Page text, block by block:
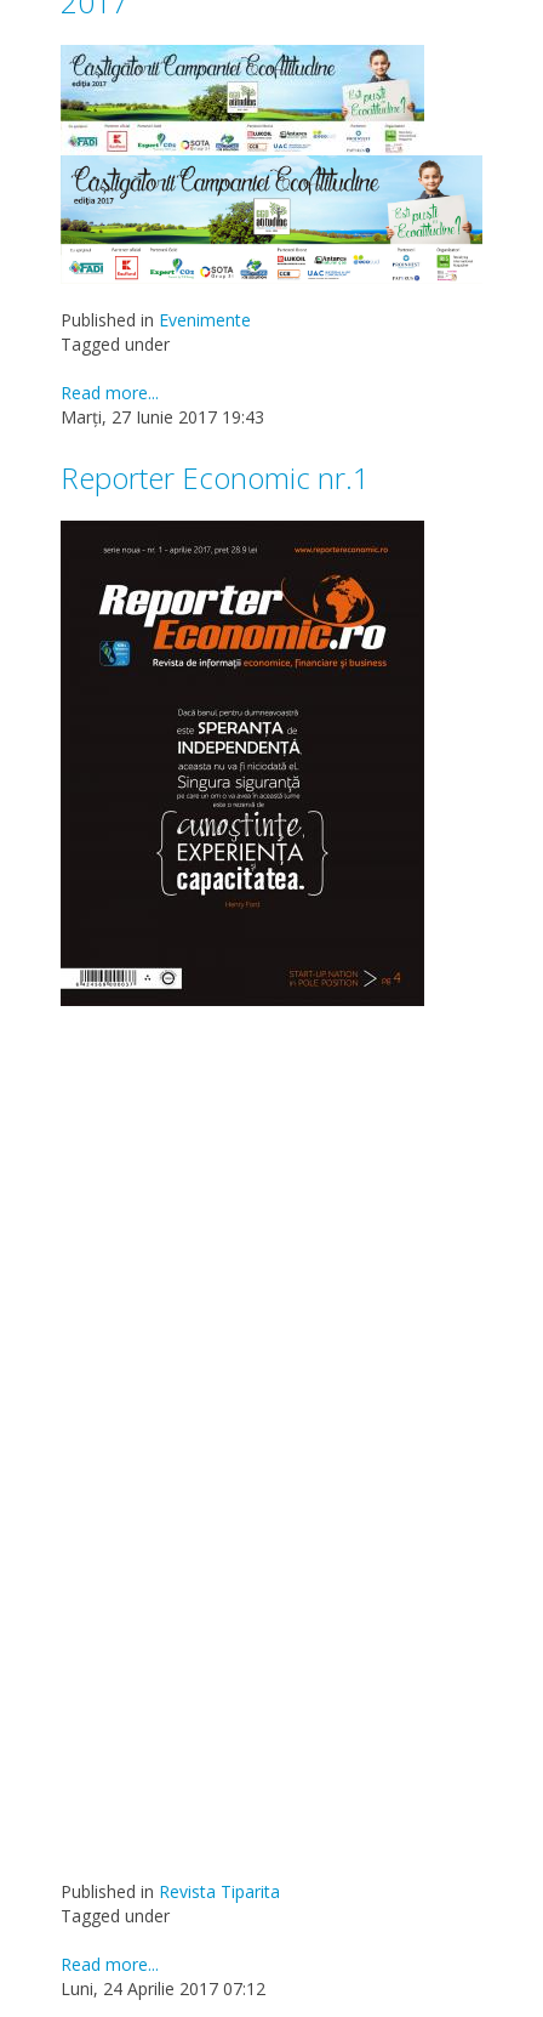
Published in Evenimente
Tagged under
Read more...
Marți, 27 Iunie 2017 19:43
Reporter Economic nr.1
Published in Revista Tiparita
Tagged under
Read more...
Luni, 24 Aprilie 2017 07:12